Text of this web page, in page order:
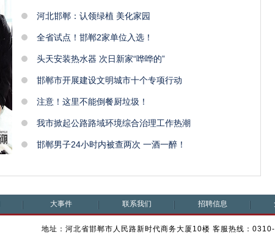
河北邯郸：认领绿植 美化家园
全省试点！邯郸2家单位入选！
头天安装热水器 次日新家“哗哗的”
邯郸市开展建设文明城市十个专项行动
注意！这里不能倒餐厨垃圾！
我市掀起公路路域环境综合治理工作热潮
邯郸男子24小时内被查两次 一酒一醉！
大事件 联系我们 招聘信息
地址：河北省邯郸市人民路新时代商务大厦10楼 客服热线：